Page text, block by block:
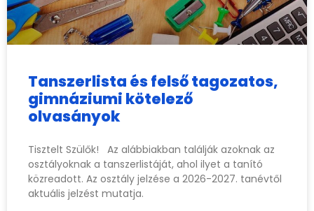
Tanszerlista és felső tagozatos,
gimnáziumi kötelező
olvasányok
Tisztelt Szülők! Az alábbiakban találják azoknak az
osztályoknak a tanszerlistáját, ahol ilyet a tanító
közreadott. Az osztály jelzése a 2026-2027. tanévtől
aktuális jelzést mutatja.